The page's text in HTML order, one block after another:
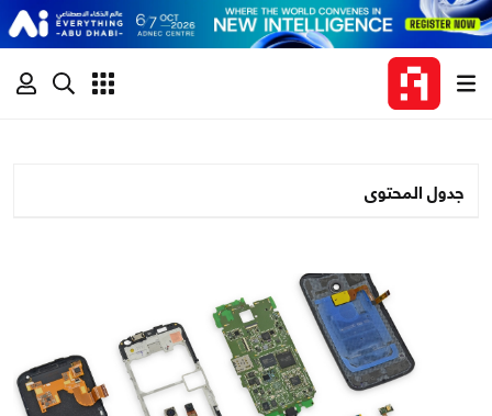
جدول المحتوى